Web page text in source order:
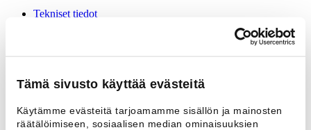
Tämä sivusto käyttää evästeitä
Käytämme evästeitä tarjoamamme sisällön ja mainosten
räätälöimiseen, sosiaalisen median ominaisuuksien
Tekniset tiedot
Lisätiedot
Korkeus
200 mm
Sopii malliin 8 FX